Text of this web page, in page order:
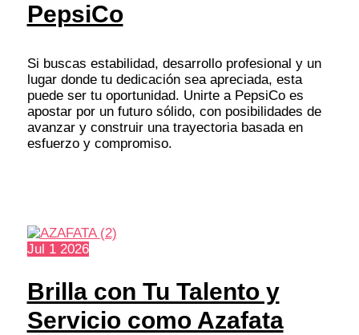
PepsiCo
Si buscas estabilidad, desarrollo profesional y un
lugar donde tu dedicación sea apreciada, esta
puede ser tu oportunidad. Unirte a PepsiCo es
apostar por un futuro sólido, con posibilidades de
avanzar y construir una trayectoria basada en
esfuerzo y compromiso.
Jul 1 2026
Brilla con Tu Talento y
Servicio como Azafata